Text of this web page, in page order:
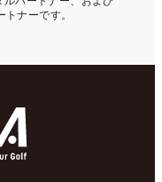
ナーです。